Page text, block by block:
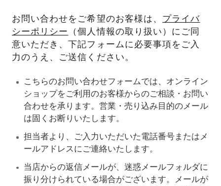
お問い合わせをご希望のお客様は、 プライバ
シーポリシー
（個人情報の取り扱い）にご同
意いただき、下記フォームに必要事項をご入
力のうえ、ご送信ください。
こちらのお問い合わせフォームでは、オンライン
ショップをご利用のお客様からのご相談・お問い
合わせを承ります。営業・売り込み目的のメール
は固くお断りいたします。
担当者より、ご入力いただいた電話番号またはメ
ールアドレスにご連絡いたします。
当店からの返信メールが、迷惑メールフォルダに
振り分けられている場合がございます。メールが